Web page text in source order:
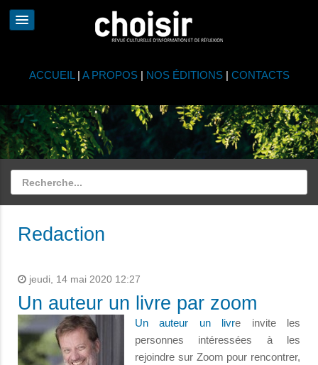
ACCUEIL | A PROPOS| NOS ÉDITIONS| CONTACTS
Redaction
jeudi, 14 mai 2020 12:27
Un auteur un livre par zoom
Un auteur un livre invite les
personnes intéressées à les
rejoindre sur Zoom pour rencontrer,